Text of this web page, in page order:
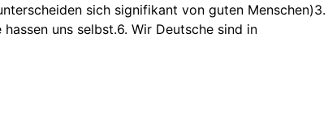
sich signifikant von guten Menschen)3.
uns selbst.6. Wir Deutsche sind in